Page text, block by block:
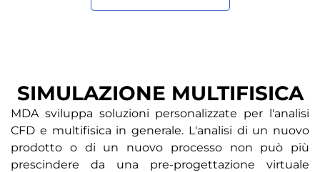
SIMULAZIONE MULTIFISICA
MDA sviluppa soluzioni personalizzate per l'analisi
CFD e multifisica in generale. L'analisi di un nuovo
prodotto o di un nuovo processo non può più
prescindere da una pre-progettazione virtuale